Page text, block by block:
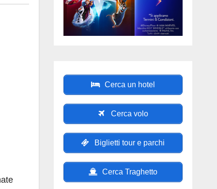
Cerca un hotel
Cerca volo
Biglietti tour e parchi
Cerca Traghetto